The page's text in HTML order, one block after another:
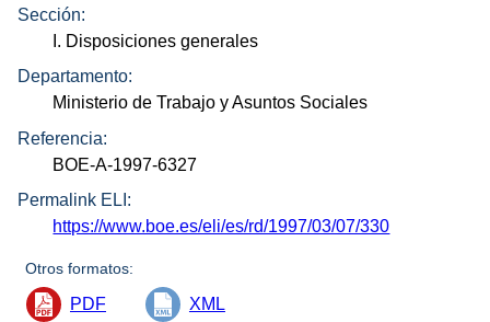
Sección:
I. Disposiciones generales
Departamento:
Ministerio de Trabajo y Asuntos Sociales
Referencia:
BOE-A-1997-6327
Permalink ELI:
https://www.boe.es/eli/es/rd/1997/03/07/330
Otros formatos:
PDF XML